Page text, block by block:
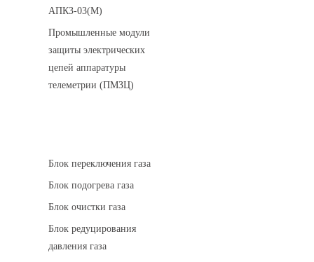
АПКЗ-03(М)
Промышленные модули
защиты электрических
цепей аппаратуры
телеметрии (ПМЗЦ)
Блок переключения газа
Блок подогрева газа
Блок очистки газа
Блок редуцирования
давления газа